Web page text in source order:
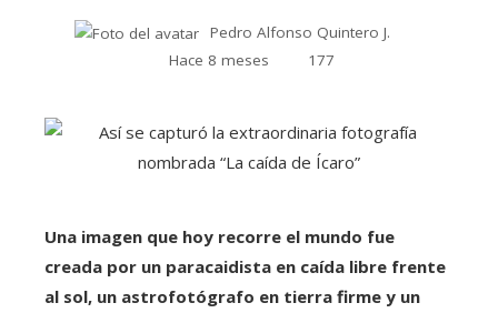
Pedro Alfonso Quintero J.
Hace 8 meses
177
Una imagen que hoy recorre el mundo fue
creada por un paracaidista en caída libre frente
al sol, un astrofotógrafo en tierra firme y un